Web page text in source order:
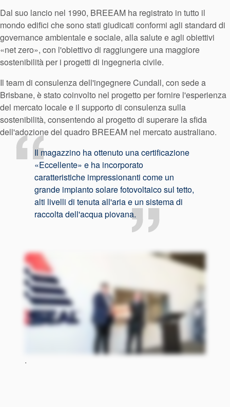
Dal suo lancio nel 1990, BREEAM ha registrato in tutto il
mondo edifici che sono stati giudicati conformi agli standard di
governance ambientale e sociale, alla salute e agli obiettivi
«net zero», con l'obiettivo di raggiungere una maggiore
sostenibilità per i progetti di ingegneria civile.
Il team di consulenza dell'ingegnere Cundall, con sede a
Brisbane, è stato coinvolto nel progetto per fornire l'esperienza
del mercato locale e il supporto di consulenza sulla
sostenibilità, consentendo al progetto di superare la sfida
dell'adozione del quadro BREEAM nel mercato australiano.
Il magazzino ha ottenuto una certificazione
«Eccellente» e ha incorporato
caratteristiche impressionanti come un
grande impianto solare fotovoltaico sul tetto,
alti livelli di tenuta all'aria e un sistema di
raccolta dell'acqua piovana.
.